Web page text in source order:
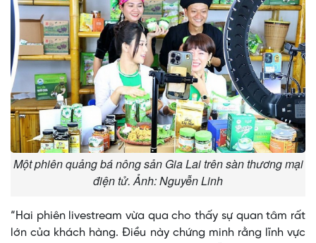
Một phiên quảng bá nông sản Gia Lai trên sàn thương mại
điện tử. Ảnh: Nguyễn Linh
“Hai phiên livestream vừa qua cho thấy sự quan tâm rất
lớn của khách hàng. Điều này chứng minh rằng lĩnh vực